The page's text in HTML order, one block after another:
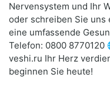
Nervensystem und Ihr
oder schreiben Sie uns
eine umfassende
Telefon: 0800
veshi.ru Ihr Herz
beginnen Sie heute!